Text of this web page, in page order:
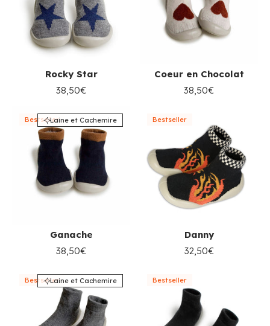
Rocky Star
38,50€
Coeur en Chocolat
38,50€
BestsellerLaine et Cachemire
Ganache
38,50€
Bestseller
Danny
32,50€
BestsellerLaine et Cachemire Bestseller